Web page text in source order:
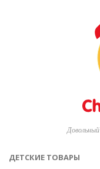
ДЕТСКИЕ ТОВАРЫ